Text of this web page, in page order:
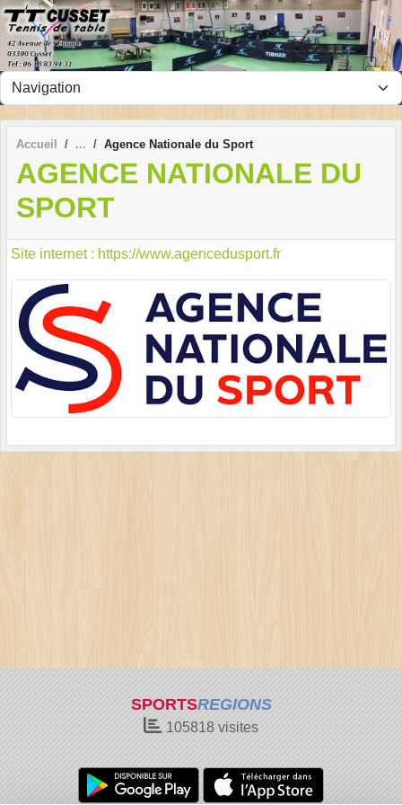
Accueil Agence Nationale du Sport
AGENCE NATIONALE DU
SPORT
Site internet : https://www.agencedusport.fr
SPORTSREGIONS
105818 visites
Panneau de gestion des cookies